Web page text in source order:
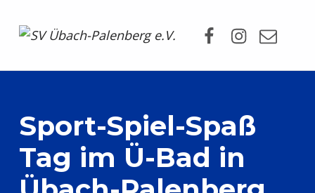
Sport-Spiel-Spaß
Tag im Ü-Bad in